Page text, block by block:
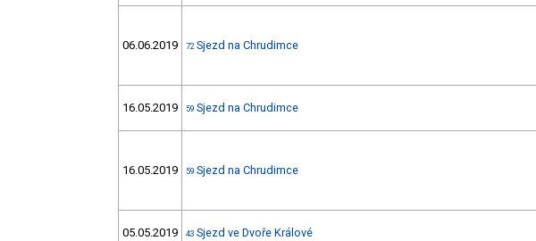
06.06.2019 72 Sjezd na Chrudimce
16.05.2019 59 Sjezd na Chrudimce
16.05.2019 59 Sjezd na Chrudimce
05.05.2019 43 Sjezd ve Dvoře Králové